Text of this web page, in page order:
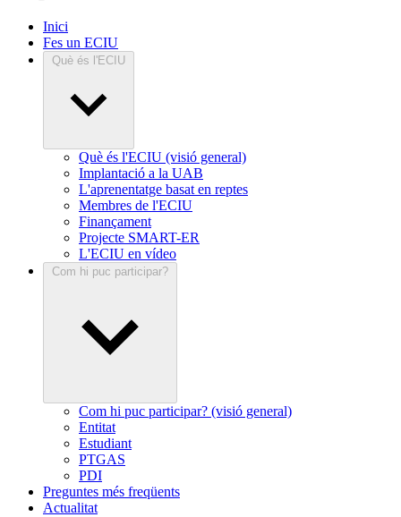
Inici
Fes un ECIU
Què és l'ECIU
Què és l'ECIU (visió general)
Implantació a la UAB
L'aprenentatge basat en reptes
Membres de l'ECIU
Finançament
Projecte SMART-ER
L'ECIU en vídeo
Com hi puc participar?
Com hi puc participar? (visió general)
Entitat
Estudiant
PTGAS
PDI
Preguntes més freqüents
Actualitat